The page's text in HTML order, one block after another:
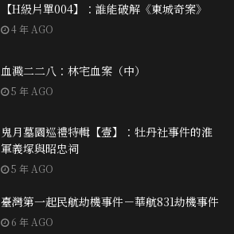
【H級片單004】：誰能破解《東城奇案》
4 年 AGO
血濺二二八：林宅血案（中）
5 年 AGO
鬼月墓園巡禮特輯【壹】：牡丹社事件的淮
軍義塚與昭忠祠
5 年 AGO
臺灣第一起民航劫機事件－華航831劫機事件
6 年 AGO